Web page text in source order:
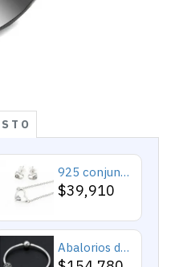
925 conjuntos de joyas de plata para 2019 conjunto de collares de corazón de amor para mujer regalo de joyería de boda
$39,910
Abalorios de plata esterlina 925 pura, abalorios de animales, elefante, hipopótamo, corazones, pulsera artesanal